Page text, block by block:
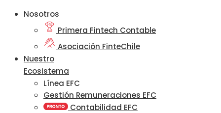
Nosotros
Primera Fintech Contable
Asociación FinteChile
Nuestro
Ecosistema
Línea EFC
Gestión Remuneraciones EFC
Contabilidad EFC